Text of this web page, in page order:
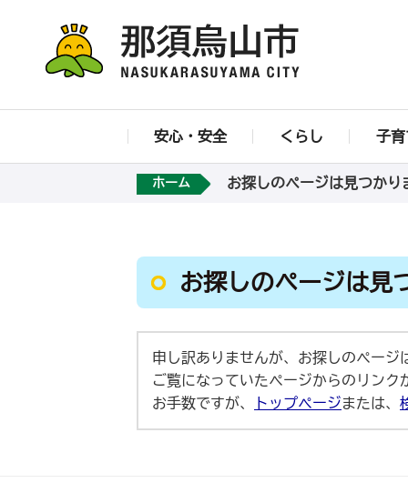
安心・安全 くらし 子育
ホーム お探しのページは見つかり
お探しのページは見
申し訳ありませんが、お探しのページ
ご覧になっていたページからのリン
お手数ですが、
トップページまたは、